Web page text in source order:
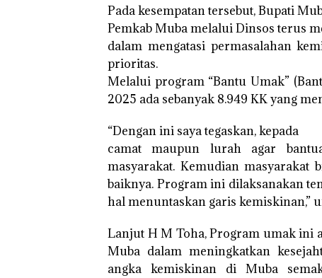
Pada kesempatan tersebut, Bupati
Pemkab Muba melalui Dinsos terus
dalam mengatasi permasalahan
prioritas.
Melalui program “Bantu Umak”
2025 ada sebanyak 8.949 KK yang
“Dengan ini saya tegaskan, kepada
camat maupun lurah agar
masyarakat. Kemudian masyarakat
baiknya. Program ini dilaksanakan
hal menuntaskan garis kemiskinan,”
Lanjut H M Toha, Program umak ini
Muba dalam meningkatkan
angka kemiskinan di Muba